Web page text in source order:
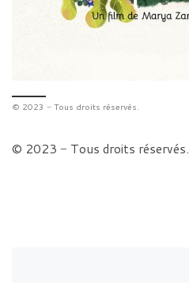
© 2023 − Tous droits réservés.
© 2023 − Tous droits réservés.